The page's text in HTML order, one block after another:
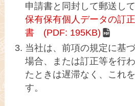
申請書と同封して郵送して
保有保有個人データの訂
書 (PDF: 195KB)
当社は、前項の規定に基
場合、または訂正等を行
たときは遅滞なく、これ
す。